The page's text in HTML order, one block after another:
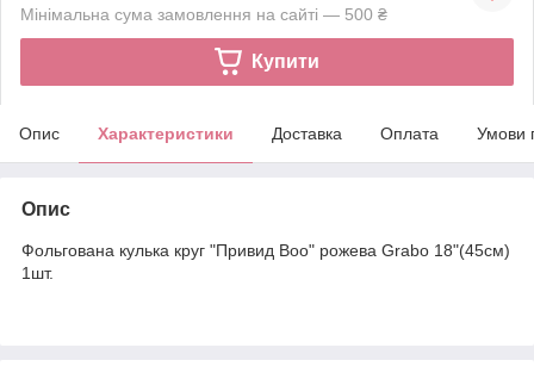
Мінімальна сума замовлення на сайті — 500 ₴
Купити
Опис Характеристики Доставка Оплата Умови
Опис
Фольгована кулька круг "Привид Воо" рожева Grabo 18"(45см)
1шт.